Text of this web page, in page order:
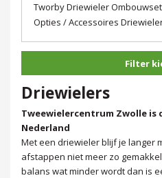
Tworby Driewieler Ombouwset
Opties / Accessoires
Filter
Driewielers
Tweewielercentrum Zwolle is
Nederland
Met een driewieler blijf je langer
afstappen niet meer zo
balans wat minder wordt dan is